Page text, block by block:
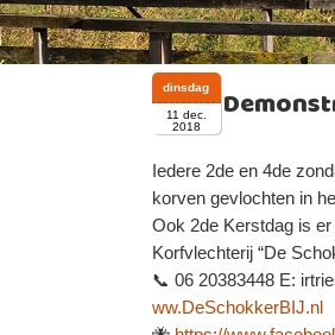
dinsdag
11 dec.
2018
Iedere 2de en 4de
korven gevlochten in
Ook 2de Kerstdag is
Korfvlechterij “De
📞 06 20383448 E:
ww.DeSchokkerBIJ.nl